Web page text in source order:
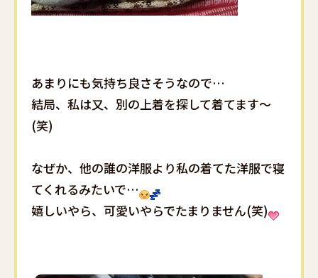
あまりにも気持ち良さそうなので…
結局、私は又、別の上着を探して着てます～
(笑)
なぜか、他の誰の洋服より私の着てた洋服で寝
てくれるみたいで…
嬉しいやら、可愛いやらでたまりません(笑)